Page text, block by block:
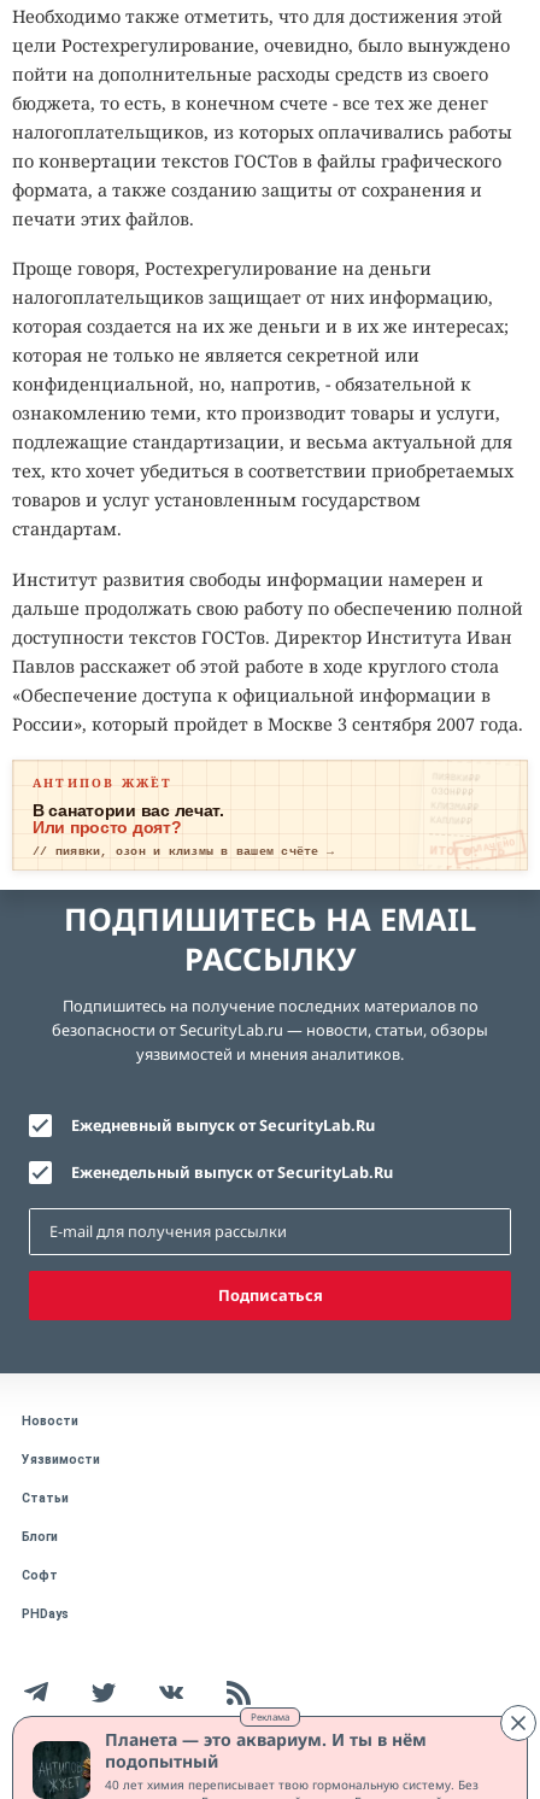
Реклама
Планета — это аквариум. И ты в нём
подопытный
40 лет химия переписывает твою гормональную систему. Без
Необходимо также отметить, что для достижения этой
цели Ростехрегулирование, очевидно, было вынуждено
пойти на дополнительные расходы средств из своего
бюджета, то есть, в конечном счете - все тех же денег
налогоплательщиков, из которых оплачивались работы
по конвертации текстов ГОСТов в файлы графического
формата, а также созданию защиты от сохранения и
печати этих файлов.
Проще говоря, Ростехрегулирование на деньги
налогоплательщиков защищает от них информацию,
которая создается на их же деньги и в их же интересах;
которая не только не является секретной или
конфиденциальной, но, напротив, - обязательной к
ознакомлению теми, кто производит товары и услуги,
подлежащие стандартизации, и весьма актуальной для
тех, кто хочет убедиться в соответствии приобретаемых
товаров и услуг установленным государством
стандартам.
Институт развития свободы информации намерен и
дальше продолжать свою работу по обеспечению полной
доступности текстов ГОСТов. Директор Института Иван
Павлов расскажет об этой работе в ходе круглого стола
«Обеспечение доступа к официальной информации в
России», который пройдет в Москве 3 сентября 2007 года.
ПИЯВКИ₽₽
ОЗОН₽₽₽
КЛИЗМА₽₽
КАПЛИ₽₽
ИТОГО: ТР
ЕВОГА
ОПЛАЧЕНО
АНТИПОВ ЖЖЁТ
В санатории вас лечат.
Или просто доят?
// пиявки, озон и клизмы в вашем счёте →
ПОДПИШИТЕСЬ НА EMAIL
РАССЫЛКУ
Подпишитесь на получение последних материалов по
безопасности от SecurityLab.ru — новости, статьи, обзоры
уязвимостей и мнения аналитиков.
Ежедневный выпуск от SecurityLab.Ru
Еженедельный выпуск от SecurityLab.Ru
Подписаться
Новости
Уязвимости
Статьи
Блоги
Софт
PHDays
Работает на CMS "1С-Битрикс: Управление сайтом"
Защищено CURATOR